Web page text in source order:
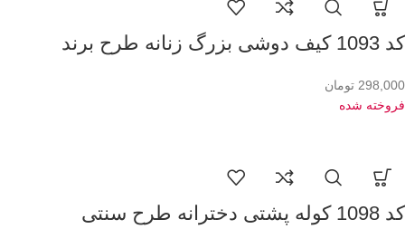
کد 1093 کیف دوشی بزرگ زنانه طرح برند
298,000 تومان
فروخته شده
کد 1098 کوله پشتی دخترانه طرح سنتی